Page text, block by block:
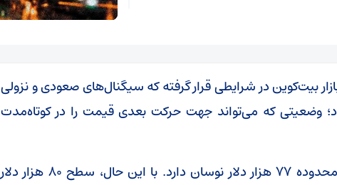
بیت‌کوین در شرایطی قرار گرفته که سیگنال‌های صعودی و نزولی
وضعیتی که می‌تواند جهت حرکت بعدی قیمت را در کوتاه‌مدت
در حال حاضر، قیمت بیت‌کوین در محدوده ۷۷ هزار دلار نوسان دارد. با این حال، سطح ۸۰ هزار دلار